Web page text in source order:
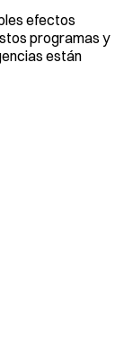
efectos
programas y
están